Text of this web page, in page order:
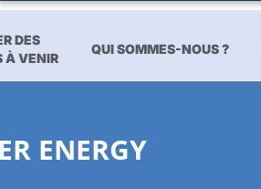
DES
À VENIR
QUI SOMMES-NOUS ?
ENERGY